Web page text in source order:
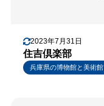
2023年7月31日
住吉倶楽部
兵庫県の博物館と美術館